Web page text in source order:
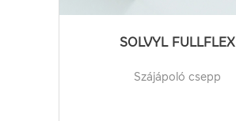
SOLVYL FULLFLEX
Szájápoló csepp